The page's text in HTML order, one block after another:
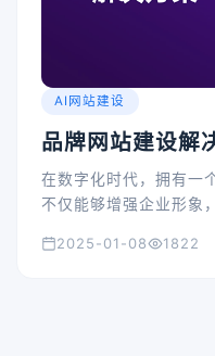
AI网站建设
品牌网站建设解
在数字化时代，拥有一
不仅能够增强企业形象
2025-01-08
1822